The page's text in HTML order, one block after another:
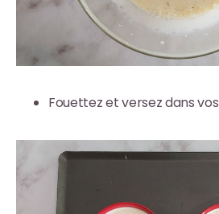
Fouettez et versez dans vos